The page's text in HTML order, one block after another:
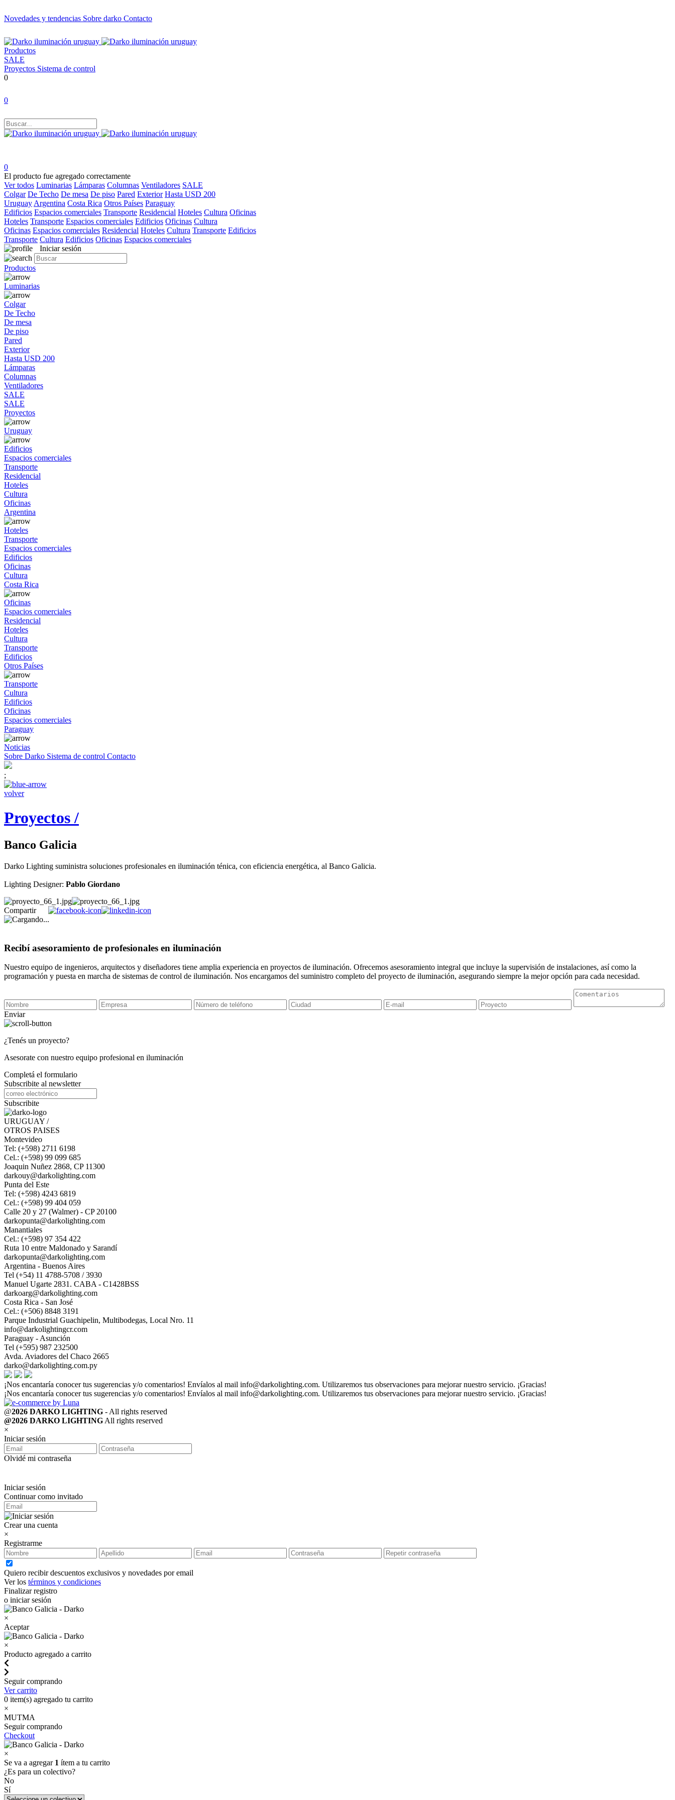
Novedades y tendencias Sobre darko Contacto
Productos
SALE
Proyectos Sistema de control
0
0
0
El producto fue agregado correctamente
Ver todos Luminarias Lámparas Columnas Ventiladores SALE
Colgar De Techo De mesa De piso Pared Exterior Hasta USD 200
Uruguay Argentina Costa Rica Otros Países Paraguay
Edificios Espacios comerciales Transporte Residencial Hoteles Cultura Oficinas
Hoteles Transporte Espacios comerciales Edificios Oficinas Cultura
Oficinas Espacios comerciales Residencial Hoteles Cultura Transporte Edificios
Transporte Cultura Edificios Oficinas Espacios comerciales
Iniciar sesión
Productos
Luminarias
Colgar
De Techo
De mesa
De piso
Pared
Exterior
Hasta USD 200
Lámparas
Columnas
Ventiladores
SALE
SALE
Proyectos
Uruguay
Edificios
Espacios comerciales
Transporte
Residencial
Hoteles
Cultura
Oficinas
Argentina
Hoteles
Transporte
Espacios comerciales
Edificios
Oficinas
Cultura
Costa Rica
Oficinas
Espacios comerciales
Residencial
Hoteles
Cultura
Transporte
Edificios
Otros Países
Transporte
Cultura
Edificios
Oficinas
Espacios comerciales
Paraguay
Noticias
Sobre Darko Sistema de control Contacto
;
volver
Proyectos /
Banco Galicia
Darko Lighting suministra soluciones profesionales en iluminación ténica, con eficiencia energética, al Banco Galicia.
Lighting Designer: Pablo Giordano
Compartir
Recibí asesoramiento de profesionales en iluminación
Nuestro equipo de ingenieros, arquitectos y diseñadores tiene amplia experiencia en proyectos de iluminación. Ofrecemos asesoramiento integral que incluye la supervisión de instalaciones, así como la
programación y puesta en marcha de sistemas de control de iluminación. Nos encargamos del suministro completo del proyecto de iluminación, asegurando siempre la mejor opción para cada necesidad.
Enviar
¿Tenés un proyecto?
Asesorate con nuestro equipo profesional en iluminación
Completá el formulario
Subscribite al newsletter
Subscribite
URUGUAY /
OTROS PAISES
Montevideo
Tel: (+598) 2711 6198
Cel.: (+598) 99 099 685
Joaquin Nuñez 2868, CP 11300
darkouy@darkolighting.com
Punta del Este
Tel: (+598) 4243 6819
Cel.: (+598) 99 404 059
Calle 20 y 27 (Walmer) - CP 20100
darkopunta@darkolighting.com
Manantiales
Cel.: (+598) 97 354 422
Ruta 10 entre Maldonado y Sarandí
darkopunta@darkolighting.com
Argentina - Buenos Aires
Tel (+54) 11 4788-5708 / 3930
Manuel Ugarte 2831. CABA - C1428BSS
darkoarg@darkolighting.com
Costa Rica - San José
Cel.: (+506) 8848 3191
Parque Industrial Guachipelin, Multibodegas, Local Nro. 11
info@darkolightingcr.com
Paraguay - Asunción
Tel (+595) 987 232500
Avda. Aviadores del Chaco 2665
darko@darkolighting.com.py
¡Nos encantaría conocer tus sugerencias y/o comentarios! Envíalos al mail info@darkolighting.com. Utilizaremos tus observaciones para mejorar nuestro servicio. ¡Gracias!
¡Nos encantaría conocer tus sugerencias y/o comentarios! Envíalos al mail info@darkolighting.com. Utilizaremos tus observaciones para mejorar nuestro servicio. ¡Gracias!
@2026 DARKO LIGHTING - All rights reserved
@2026 DARKO LIGHTING All rights reserved
×
Iniciar sesión
Olvidé mi contraseña
Iniciar sesión
Continuar como invitado
Crear una cuenta
×
Registrarme
Quiero recibir descuentos exclusivos y novedades por email
Ver los términos y condiciones
Finalizar registro
o iniciar sesión
×
Aceptar
×
Producto agregado a carrito
Seguir comprando
Ver carrito
0 item(s) agregado tu carrito
×
MUTMA
Seguir comprando
Checkout
×
Se va a agregar 1 ítem a tu carrito
¿Es para un colectivo?
No
Sí